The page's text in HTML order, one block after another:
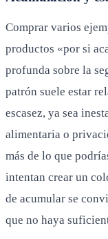
Comprar varios
productos «por si
profunda sobre la
patrón suele estar
escasez, ya sea
alimentaria o
más de lo que
intentan crear un
de acumular se
que no haya